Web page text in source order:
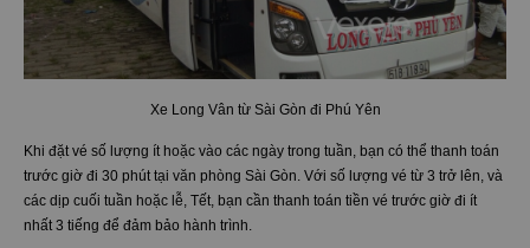
Xe Long Vân từ Sài Gòn đi Phú Yên
Khi đặt vé số lượng ít hoặc vào các ngày trong tuần, bạn có thể thanh toán